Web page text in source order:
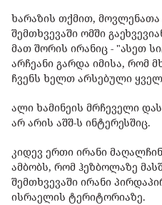
ხარაზის თქმით, მოვლენათა
შემთხვევაში ომში
მათ შორის ირანიც - "ასეთ
არჩეანი გარდა იმისა, რომ
ჩვენს ხელთ არსებული
ალი ხამინეის მრჩეველი
არ არის აშშ-ს ინტერესშიც.
კიდევ ერთი ირანი
ამბობს, რომ ჰეზბოლაზე
შემთხვევაში ირანი
ისრაელის ტერიტორიაზე.